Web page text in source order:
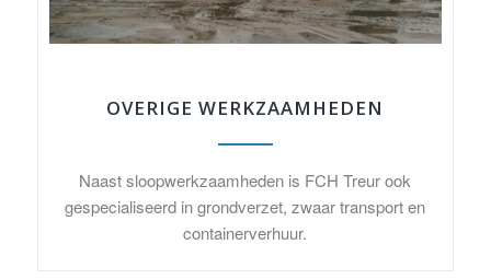
OVERIGE WERKZAAMHEDEN
Naast sloopwerkzaamheden is FCH Treur ook
gespecialiseerd in grondverzet, zwaar transport en
containerverhuur.